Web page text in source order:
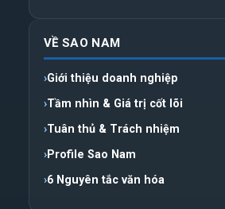
VỀ SAO NAM
Giới thiệu doanh nghiệp
Tầm nhìn & Giá trị cốt lõi
Tuân thủ & Trách nhiệm
Profile Sao Nam
6 Nguyên tắc văn hóa